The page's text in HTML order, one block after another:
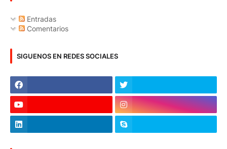
Entradas
Comentarios
SIGUENOS EN REDES SOCIALES